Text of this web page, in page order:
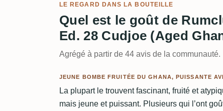
LE REGARD DANS LA BOUTEILLE
Quel est le goût de
Ed. 28 Cudjoe (Aged
Agrégé à partir de 44 avis de la communauté.
JEUNE BOMBE FRUITÉE DU GHANA, PUISSANTE
La plupart le trouvent fascinant, fruité et
mais jeune et puissant. Plusieurs qui l’ont